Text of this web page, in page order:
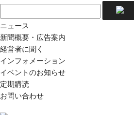
ニュース
新聞概要・広告案内
経営者に聞く
インフォメーション
イベントのお知らせ
定期購読
お問い合わせ